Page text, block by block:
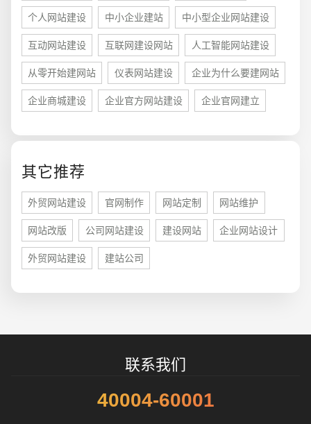
个人网站建设 中小企业建站 中小型企业网站建设
互动网站建设 互联网建设网站 人工智能网站建设
从零开始建网站 仪表网站建设 企业为什么要建网站
企业商城建设 企业官方网站建设 企业官网建立
其它推荐
外贸网站建设 官网制作 网站定制 网站维护
网站改版 公司网站建设 建设网站 企业网站设计
外贸网站建设 建站公司
联系我们
40004-60001
招标项目